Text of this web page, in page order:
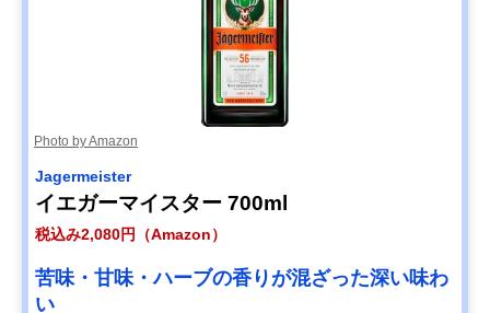
Photo by Amazon
Jagermeister
イエガーマイスター 700ml
税込み2,080円（Amazon）
苦味・甘味・ハーブの香りが混ざった深い味わ
い